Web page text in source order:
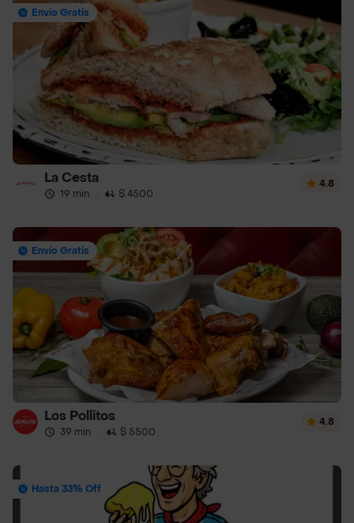
Envío Gratis
La Cesta
19 min · $ 4500
4.8
Envío Gratis
Los Pollitos
39 min · $ 5500
4.8
Hasta 33% Off